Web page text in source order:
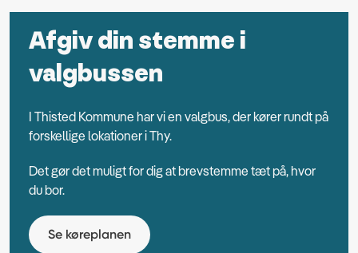
Afgiv din stemme i
valgbussen
I Thisted Kommune har vi en valgbus, der kører rundt på
forskellige lokationer i Thy.
Det gør det muligt for dig at brevstemme tæt på, hvor
du bor.
Se køreplanen